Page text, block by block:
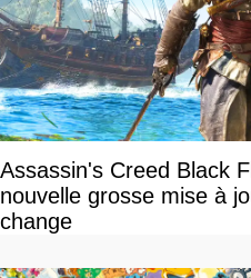
Assassin's Creed Black
nouvelle grosse mise à
change